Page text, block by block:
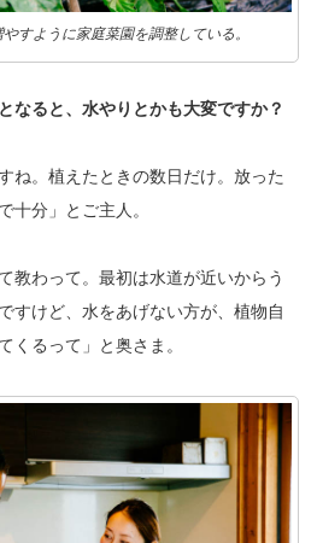
すように家庭菜園を調整している。
なると、水やりとかも大変ですか？
ね。植えたときの数日だけ。放った
十分」とご主人。
教わって。最初は水道が近いからう
すけど、水をあげない方が、植物自
くるって」と奥さま。